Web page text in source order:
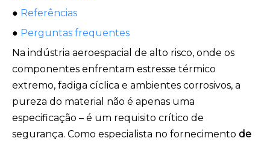
● Referências
● Perguntas frequentes
Na indústria aeroespacial de alto risco, onde os
componentes enfrentam estresse térmico
extremo, fadiga cíclica e ambientes corrosivos, a
pureza do material não é apenas uma
especificação – é um requisito crítico de
segurança. Como especialista no fornecimento de